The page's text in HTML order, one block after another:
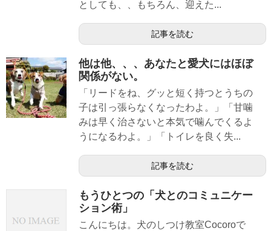
としても、、もちろん、迎えた...
記事を読む
他は他、、、あなたと愛犬にはほぼ
関係がない。
「リードをね、グッと短く持つとうちの
子は引っ張らなくなったわよ。」「甘噛
みは早く治さないと本気で噛んでくるよ
うになるわよ。」「トイレを良く失...
記事を読む
もうひとつの「犬とのコミュニケー
ション術」
こんにちは。犬のしつけ教室Cocoroで